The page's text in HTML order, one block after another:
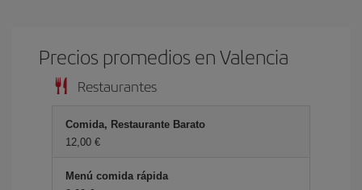
Precios promedios en Valencia
Restaurantes
Comida, Restaurante Barato
12,00 €
Menú comida rápida